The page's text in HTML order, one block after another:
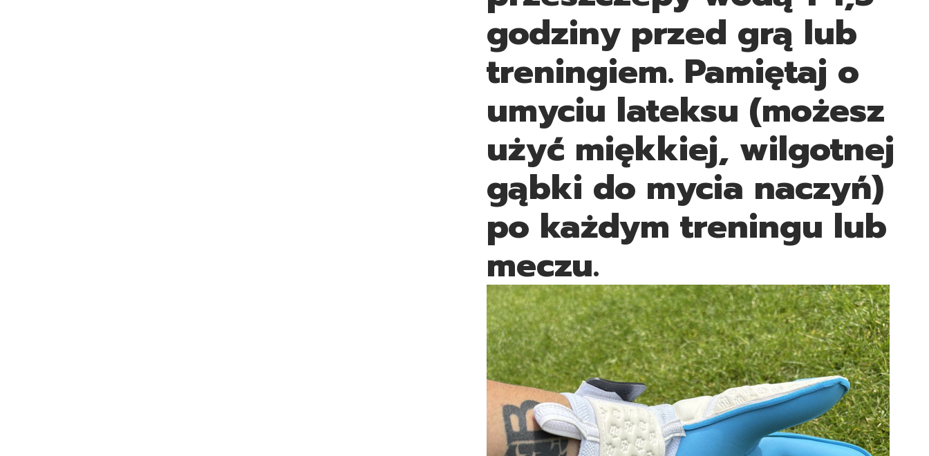
godziny przed grą lub
treningiem. Pamiętaj o
umyciu lateksu (możesz
użyć miękkiej, wilgotnej
gąbki do mycia naczyń)
po każdym treningu lub
meczu.